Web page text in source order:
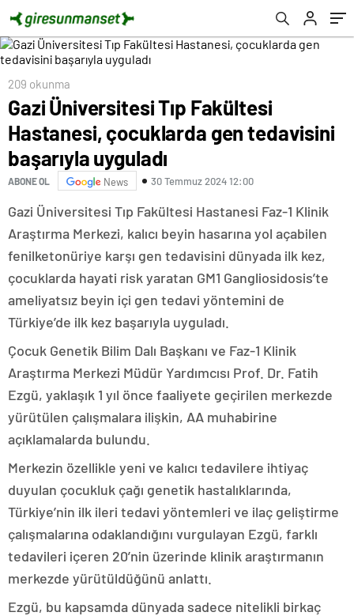
209 okunma
Gazi Üniversitesi Tıp Fakültesi
Hastanesi, çocuklarda gen tedavisini
başarıyla uyguladı
ABONE OL News 30 Temmuz 2024 12:00
Gazi Üniversitesi Tıp Fakültesi Hastanesi Faz-1 Klinik
Araştırma Merkezi, kalıcı beyin hasarına yol açabilen
fenilketonüriye karşı gen tedavisini dünyada ilk kez,
çocuklarda hayati risk yaratan GM1 Gangliosidosis’te
ameliyatsız beyin içi gen tedavi yöntemini de
Türkiye’de ilk kez başarıyla uyguladı.
Çocuk Genetik Bilim Dalı Başkanı ve Faz-1 Klinik
Araştırma Merkezi Müdür Yardımcısı Prof. Dr. Fatih
Ezgü, yaklaşık 1 yıl önce faaliyete geçirilen merkezde
yürütülen çalışmalara ilişkin, AA muhabirine
açıklamalarda bulundu.
Merkezin özellikle yeni ve kalıcı tedavilere ihtiyaç
duyulan çocukluk çağı genetik hastalıklarında,
Türkiye’nin ilk ileri tedavi yöntemleri ve ilaç geliştirme
çalışmalarına odaklandığını vurgulayan Ezgü, farklı
tedavileri içeren 20’nin üzerinde klinik araştırmanın
merkezde yürütüldüğünü anlattı.
Ezgü, bu kapsamda dünyada sadece nitelikli birkaç